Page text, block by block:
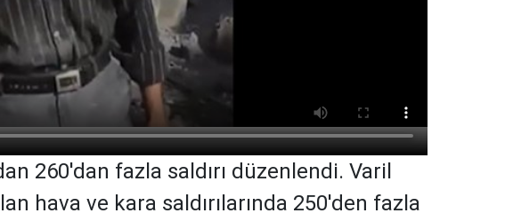
260'dan fazla saldırı düzenlendi. Varil
hava ve kara saldırılarında 250'den fazla